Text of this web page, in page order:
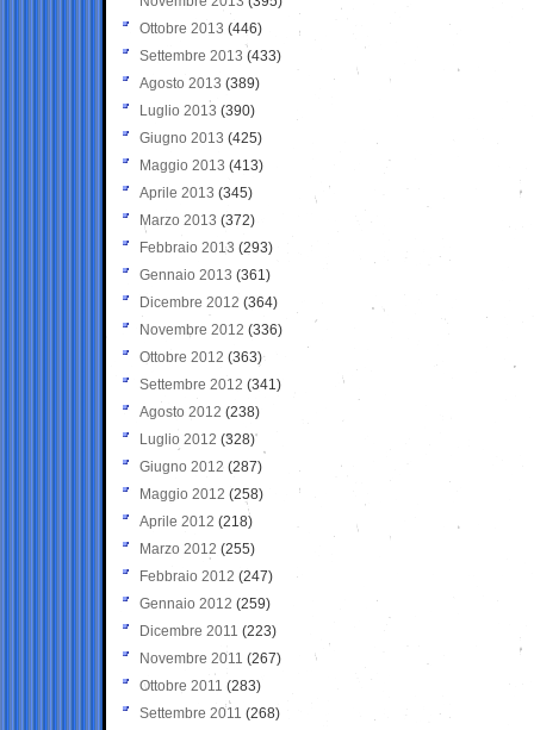
Ottobre 2013 (446)
Settembre 2013 (433)
Agosto 2013 (389)
Luglio 2013 (390)
Giugno 2013 (425)
Maggio 2013 (413)
Aprile 2013 (345)
Marzo 2013 (372)
Febbraio 2013 (293)
Gennaio 2013 (361)
Dicembre 2012 (364)
Novembre 2012 (336)
Ottobre 2012 (363)
Settembre 2012 (341)
Agosto 2012 (238)
Luglio 2012 (328)
Giugno 2012 (287)
Maggio 2012 (258)
Aprile 2012 (218)
Marzo 2012 (255)
Febbraio 2012 (247)
Gennaio 2012 (259)
Dicembre 2011 (223)
Novembre 2011 (267)
Ottobre 2011 (283)
Settembre 2011 (268)